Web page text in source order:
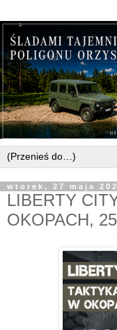
wtorek, 27 maja
LIBERTY
OKOPACH,